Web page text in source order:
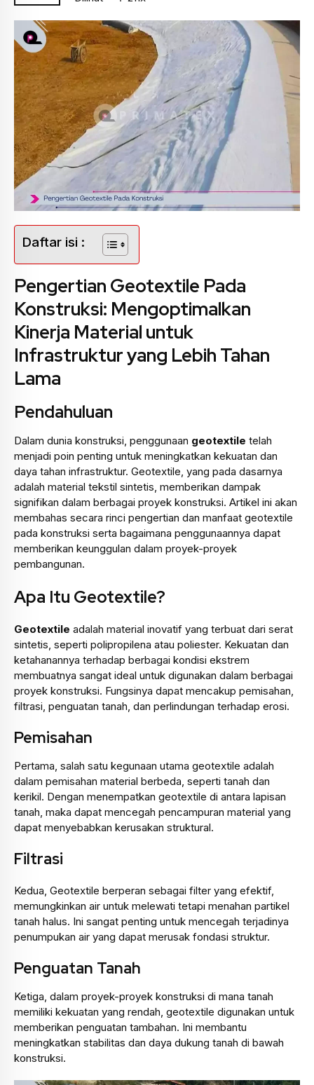
Daftar isi :
Pengertian Geotextile Pada
Konstruksi: Mengoptimalkan
Kinerja Material untuk
Infrastruktur yang Lebih Tahan
Lama
Pendahuluan
Dalam dunia konstruksi, penggunaan geotextile telah
menjadi poin penting untuk meningkatkan kekuatan dan
daya tahan infrastruktur. Geotextile, yang pada dasarnya
adalah material tekstil sintetis, memberikan dampak
signifikan dalam berbagai proyek konstruksi. Artikel ini akan
membahas secara rinci pengertian dan manfaat geotextile
pada konstruksi serta bagaimana penggunaannya dapat
memberikan keunggulan dalam proyek-proyek
pembangunan.
Apa Itu Geotextile?
Geotextile adalah material inovatif yang terbuat dari serat
sintetis, seperti polipropilena atau poliester. Kekuatan dan
ketahanannya terhadap berbagai kondisi ekstrem
membuatnya sangat ideal untuk digunakan dalam berbagai
proyek konstruksi. Fungsinya dapat mencakup pemisahan,
filtrasi, penguatan tanah, dan perlindungan terhadap erosi.
Pemisahan
Pertama, salah satu kegunaan utama geotextile adalah
dalam pemisahan material berbeda, seperti tanah dan
kerikil. Dengan menempatkan geotextile di antara lapisan
tanah, maka dapat mencegah pencampuran material yang
dapat menyebabkan kerusakan struktural.
Filtrasi
Kedua, Geotextile berperan sebagai filter yang efektif,
memungkinkan air untuk melewati tetapi menahan partikel
tanah halus. Ini sangat penting untuk mencegah terjadinya
penumpukan air yang dapat merusak fondasi struktur.
Penguatan Tanah
Ketiga, dalam proyek-proyek konstruksi di mana tanah
memiliki kekuatan yang rendah, geotextile digunakan untuk
memberikan penguatan tambahan. Ini membantu
meningkatkan stabilitas dan daya dukung tanah di bawah
konstruksi.